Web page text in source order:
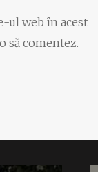
ul web în acest
să comentez.